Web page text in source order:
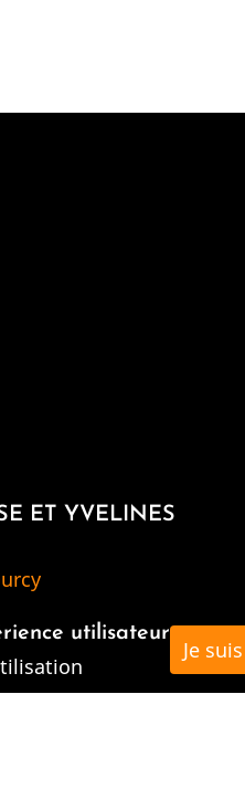
ET YVELINES
utilisateur
Je